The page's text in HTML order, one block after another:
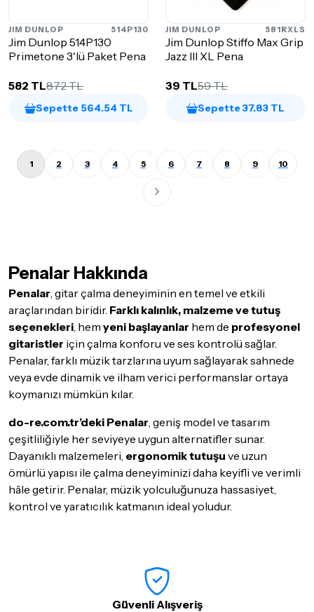
JIM DUNLOP 514P130
Jim Dunlop 514P130
Primetone 3'lü Paket Pena
582 TL872 TL
Sepette 564.54 TL
JIM DUNLOP 581RXLS
Jim Dunlop Stiffo Max Grip
Jazz III XL Pena
39 TL59 TL
Sepette 37.83 TL
1 2 3 4 5 6 7 8 9 10
Penalar Hakkında
Penalar , gitar çalma deneyiminin en temel ve etkili
araçlarından biridir. Farklı kalınlık, malzeme ve tutuş
seçenekleri , hem yeni başlayanlar hem de profesyonel
gitaristler için çalma konforu ve ses kontrolü sağlar.
Penalar, farklı müzik tarzlarına uyum sağlayarak sahnede
veya evde dinamik ve ilham verici performanslar ortaya
koymanızı mümkün kılar.
do-re.com.tr’deki Penalar , geniş model ve tasarım
çeşitliliğiyle her seviyeye uygun alternatifler sunar.
Dayanıklı malzemeleri, ergonomik tutuşu ve uzun
ömürlü yapısı ile çalma deneyiminizi daha keyifli ve verimli
hâle getirir. Penalar, müzik yolculuğunuza hassasiyet,
kontrol ve yaratıcılık katmanın ideal yoludur.
Güvenli Alışveriş